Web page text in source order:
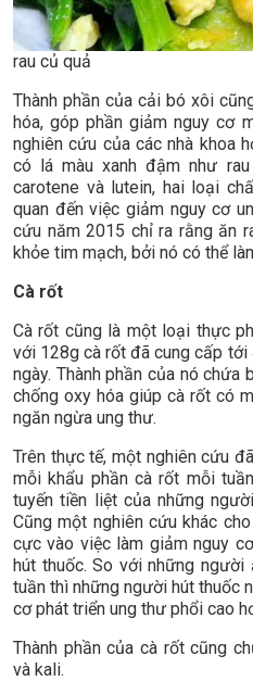
rau củ quả
Thành phần của cải bó xôi
hóa, góp phần giảm nguy cơ
nghiên cứu của các nhà khoa
có lá màu xanh đậm như
carotene và lutein, hai loại
quan đến việc giảm nguy cơ
cứu năm 2015 chỉ ra rằng ăn
khỏe tim mạch, bởi nó có thể
Cà rốt
Cà rốt cũng là một loại thực
với 128g cà rốt đã cung cấp tới
ngày. Thành phần của nó
chống oxy hóa giúp cà rốt có
ngăn ngừa ung thư.
Trên thực tế, một nghiên cứu
mỗi khẩu phần cà rốt mỗi
tuyến tiền liệt của những
Cũng một nghiên cứu khác
cực vào việc làm giảm nguy
hút thuốc. So với những
tuần thì những người hút thuốc
cơ phát triển ung thư phổi cao
Thành phần của cà rốt cũng
và kali.